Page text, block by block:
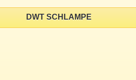
DWT SCHLAMPE